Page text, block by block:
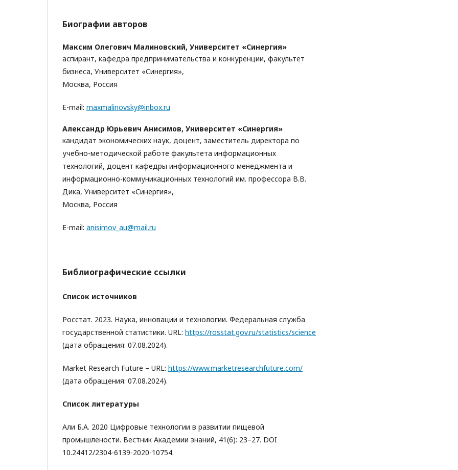
Биографии авторов
Максим Олегович Малиновский, Университет «Синергия»
аспирант, кафедра предпринимательства и конкуренции, факультет
бизнеса, Университет «Синергия»,
Москва, Россия
E-mail: maxmalinovsky@inbox.ru
Александр Юрьевич Анисимов, Университет «Синергия»
кандидат экономических наук, доцент, заместитель директора по
учебно-методической работе факультета информационных
технологий, доцент кафедры информационного менеджмента и
информационно-коммуникационных технологий им. профессора В.В.
Дика, Университет «Синергия»,
Москва, Россия
E-mail: anisimov_au@mail.ru
Библиографические ссылки
Список источников
Росстат. 2023. Наука, инновации и технологии. Федеральная служба
государственной статистики. URL: https://rosstat.gov.ru/statistics/science
(дата обращения: 07.08.2024).
Market Research Future – URL: https://www.marketresearchfuture.com/
(дата обращения: 07.08.2024).
Список литературы
Али Б.А. 2020 Цифровые технологии в развитии пищевой
промышлености. Вестник Академии знаний, 41(6): 23–27. DOI
10.24412/2304-6139-2020-10754.